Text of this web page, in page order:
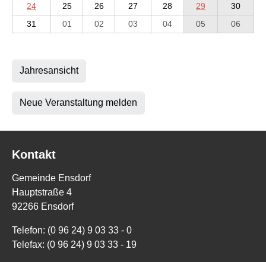
24
25 26 27 28 29
30
31
01 02 03 04 05 06
Jahresansicht
Neue Veranstaltung melden
Kontakt
Gemeinde Ensdorf
Hauptstraße 4
92266 Ensdorf
Telefon: (0 96 24) 9 03 33 - 0
Telefax: (0 96 24) 9 03 33 - 19